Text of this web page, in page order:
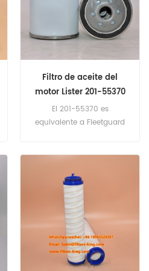
Filtro de aceite del
motor Lister 201-55370
20155370
El 201-55370 es
equivalente a Fleetguard
122-0645, Toyota 15601-
13051. Número de parte:
201-55370, 20155370
Nombre de parte: filtro de
aceite Marca: Lister